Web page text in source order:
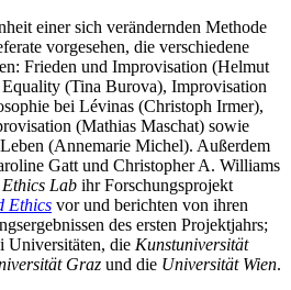
einer sich verändernden Methode
vorgesehen, die verschiedene
Frieden und Improvisation (Helmut
(Tina Burova), Improvisation
bei Lévinas (Christoph Irmer),
(Mathias Maschat) sowie
(Annemarie Michel). Außerdem
Gatt und Christopher A. Williams
Lab ihr Forschungsprojekt
Ethics vor und berichten von ihren
des ersten Projektjahrs;
Universitäten, die Kunstuniversität
Graz und die Universität Wien.